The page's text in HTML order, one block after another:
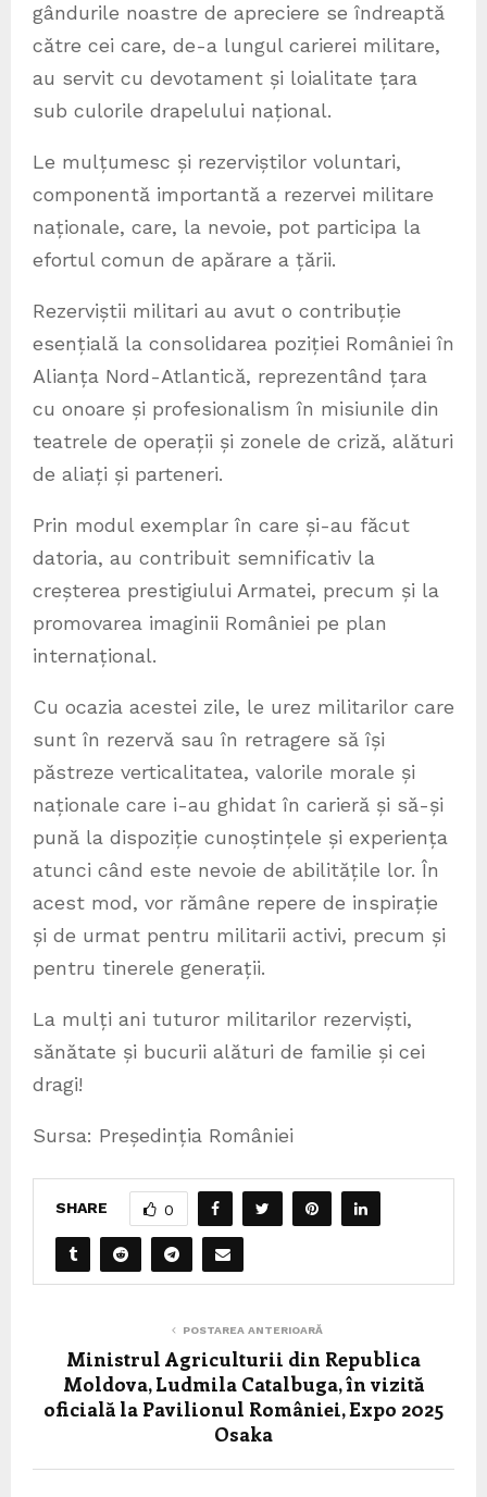
gândurile noastre de apreciere se îndreaptă
către cei care, de-a lungul carierei militare,
au servit cu devotament și loialitate țara
sub culorile drapelului național.
Le mulțumesc și rezerviștilor voluntari,
componentă importantă a rezervei militare
naționale, care, la nevoie, pot participa la
efortul comun de apărare a țării.
Rezerviștii militari au avut o contribuție
esențială la consolidarea poziției României în
Alianța Nord-Atlantică, reprezentând țara
cu onoare și profesionalism în misiunile din
teatrele de operații și zonele de criză, alături
de aliați și parteneri.
Prin modul exemplar în care și-au făcut
datoria, au contribuit semnificativ la
creșterea prestigiului Armatei, precum și la
promovarea imaginii României pe plan
internațional.
Cu ocazia acestei zile, le urez militarilor care
sunt în rezervă sau în retragere să își
păstreze verticalitatea, valorile morale și
naționale care i-au ghidat în carieră și să-și
pună la dispoziție cunoștințele și experiența
atunci când este nevoie de abilitățile lor. În
acest mod, vor rămâne repere de inspirație
și de urmat pentru militarii activi, precum și
pentru tinerele generații.
La mulți ani tuturor militarilor rezerviști,
sănătate și bucurii alături de familie și cei
dragi!
Sursa: Președinția României
SHARE 0
POSTAREA ANTERIOARĂ
Ministrul Agriculturii din Republica
Moldova, Ludmila Catalbuga, în vizită
oficială la Pavilionul României, Expo 2025
Osaka